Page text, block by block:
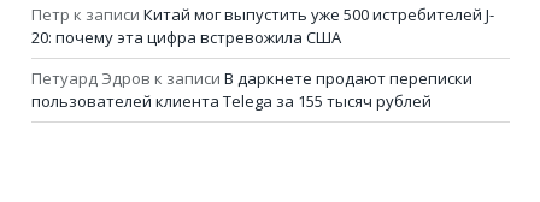
Петр к записи Китай мог выпустить уже 500 истребителей J-
20: почему эта цифра встревожила США
Петуард Эдров к записи В даркнете продают переписки
пользователей клиента Telega за 155 тысяч рублей